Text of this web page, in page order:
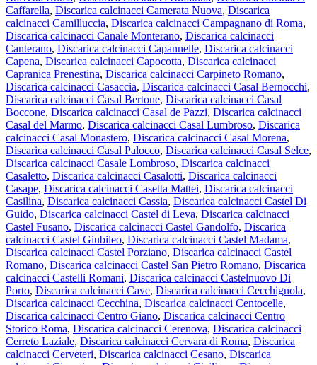
Caffarella, Discarica calcinacci Camerata Nuova, Discarica
calcinacci Camilluccia, Discarica calcinacci Campagnano di Roma,
Discarica calcinacci Canale Monterano, Discarica calcinacci
Canterano, Discarica calcinacci Capannelle, Discarica calcinacci
Capena, Discarica calcinacci Capocotta, Discarica calcinacci
Capranica Prenestina, Discarica calcinacci Carpineto Romano,
Discarica calcinacci Casaccia, Discarica calcinacci Casal Bernocchi,
Discarica calcinacci Casal Bertone, Discarica calcinacci Casal
Boccone, Discarica calcinacci Casal de Pazzi, Discarica calcinacci
Casal del Marmo, Discarica calcinacci Casal Lumbroso, Discarica
calcinacci Casal Monastero, Discarica calcinacci Casal Morena,
Discarica calcinacci Casal Palocco, Discarica calcinacci Casal Selce,
Discarica calcinacci Casale Lombroso, Discarica calcinacci
Casaletto, Discarica calcinacci Casalotti, Discarica calcinacci
Casape, Discarica calcinacci Casetta Mattei, Discarica calcinacci
Casilina, Discarica calcinacci Cassia, Discarica calcinacci Castel Di
Guido, Discarica calcinacci Castel di Leva, Discarica calcinacci
Castel Fusano, Discarica calcinacci Castel Gandolfo, Discarica
calcinacci Castel Giubileo, Discarica calcinacci Castel Madama,
Discarica calcinacci Castel Porziano, Discarica calcinacci Castel
Romano, Discarica calcinacci Castel San Pietro Romano, Discarica
calcinacci Castelli Romani, Discarica calcinacci Castelnuovo Di
Porto, Discarica calcinacci Cave, Discarica calcinacci Cecchignola,
Discarica calcinacci Cecchina, Discarica calcinacci Centocelle,
Discarica calcinacci Centro Giano, Discarica calcinacci Centro
Storico Roma, Discarica calcinacci Cerenova, Discarica calcinacci
Cerreto Laziale, Discarica calcinacci Cervara di Roma, Discarica
calcinacci Cerveteri, Discarica calcinacci Cesano, Discarica